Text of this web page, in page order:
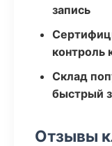
запись
контроль
Склад
быстрый
Отзывы